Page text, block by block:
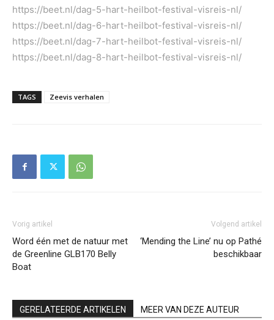
https://beet.nl/dag-5-hart-heilbot-festival-visreis-nl/
https://beet.nl/dag-6-hart-heilbot-festival-visreis-nl/
https://beet.nl/dag-7-hart-heilbot-festival-visreis-nl/
https://beet.nl/dag-8-hart-heilbot-festival-visreis-nl/
TAGS Zeevis verhalen
Vorig artikel
Word één met de natuur met
de Greenline GLB170 Belly
Boat
Volgend artikel
‘Mending the Line’ nu op Pathé
beschikbaar
GERELATEERDE ARTIKELEN MEER VAN DEZE AUTEUR